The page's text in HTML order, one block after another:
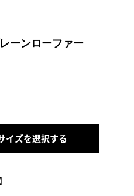
ーンローファー
イズを選択する